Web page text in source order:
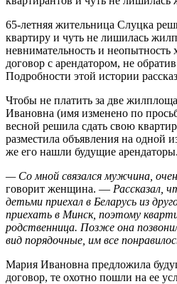
65-летняя жительница Слуцка
квартиру и чуть не лишилась
невнимательность и неопытность
договор с арендатором, не
Подробности этой истории
Чтобы не платить за две
Ивановна (имя изменено по
весной решила сдать свою
разместила объявления на одной
же его нашли будущие арендаторы.
— Со мной связался мужчина,
говорит женщина. — Рассказал,
детьми приехал в Беларусь из
приехать в Минск, поэтому
родственница. Позже она
вид порядочные, им все
Мария Ивановна предложила
договор, те охотно пошли на ее